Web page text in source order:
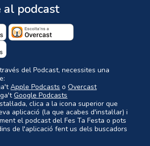
al podcast
del Podcast, necessites una
Apple Podcasts oOvercast
Google Podcasts
clica a la icona superior que
aplicació (la que acabes d'instal·lar) i
el podcast del Fes Ta Festa o pots
de l'aplicació fent us dels buscadors